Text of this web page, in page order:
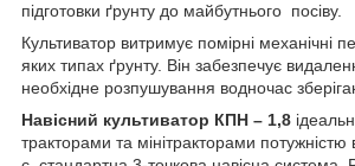
підготовки ґрунту до майбутнього посіву.
Культиватор витримує помірні механічні
яких типах ґрунту. Він забезпечує
необхідне розпушування водночас
Навісний культиватор КПН – 1,8
тракторами та мінітракторами потужністю